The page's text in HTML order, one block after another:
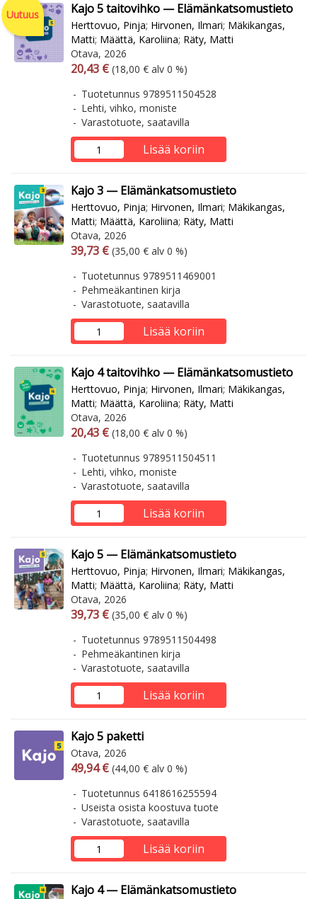
Uutuus Kajo 5 taitovihko — Elämänkatsomustieto
Herttovuo, Pinja; Hirvonen, Ilmari; Mäkikangas,
Matti; Määttä, Karoliina; Räty, Matti
Otava, 2026
Arvonlisäverollinen hinta
20,43 € Arvonlisäveroton hinta
(18,00 € alv 0 %)
Tuotetunnus 9789511504528
Lehti, vihko, moniste
Varastotuote, saatavilla
Lisää koriin
Kajo 3 — Elämänkatsomustieto
Herttovuo, Pinja; Hirvonen, Ilmari; Mäkikangas,
Matti; Määttä, Karoliina; Räty, Matti
Otava, 2026
Arvonlisäverollinen hinta
39,73 € Arvonlisäveroton hinta
(35,00 € alv 0 %)
Tuotetunnus 9789511469001
Pehmeäkantinen kirja
Varastotuote, saatavilla
Lisää koriin
Kajo 4 taitovihko — Elämänkatsomustieto
Herttovuo, Pinja; Hirvonen, Ilmari; Mäkikangas,
Matti; Määttä, Karoliina; Räty, Matti
Otava, 2026
Arvonlisäverollinen hinta
20,43 € Arvonlisäveroton hinta
(18,00 € alv 0 %)
Tuotetunnus 9789511504511
Lehti, vihko, moniste
Varastotuote, saatavilla
Lisää koriin
Kajo 5 — Elämänkatsomustieto
Herttovuo, Pinja; Hirvonen, Ilmari; Mäkikangas,
Matti; Määttä, Karoliina; Räty, Matti
Otava, 2026
Arvonlisäverollinen hinta
39,73 € Arvonlisäveroton hinta
(35,00 € alv 0 %)
Tuotetunnus 9789511504498
Pehmeäkantinen kirja
Varastotuote, saatavilla
Lisää koriin
Kajo 5 paketti
Otava, 2026
Arvonlisäverollinen hinta
49,94 € Arvonlisäveroton hinta
(44,00 € alv 0 %)
Tuotetunnus 6418616255594
Useista osista koostuva tuote
Varastotuote, saatavilla
Lisää koriin
Kajo 4 — Elämänkatsomustieto